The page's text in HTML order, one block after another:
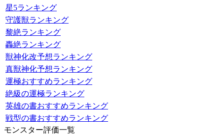
星5ランキング
守護獣ランキング
黎絶ランキング
轟絶ランキング
獣神化改予想ランキング
真獣神化予想ランキング
運極おすすめランキング
絶級の運極ランキング
英雄の書おすすめランキング
戦型の書おすすめランキング
モンスター評価一覧